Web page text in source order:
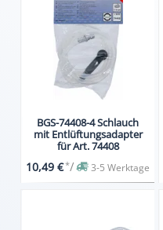
BGS-74408-4 Schlauch
mit Entlüftungsadapter
für Art. 74408
10,49 €*/ 3-5 Werktage